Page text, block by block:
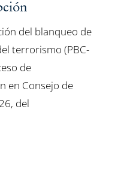
del blanqueo de
terrorismo (PBC-
de
en Consejo de
del